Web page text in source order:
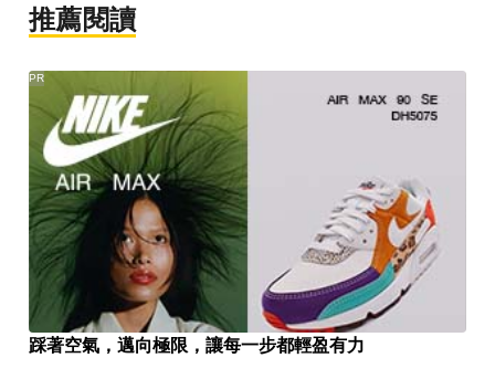
推薦閱讀
踩著空氣，邁向極限，讓每一步都輕盈有力
PR